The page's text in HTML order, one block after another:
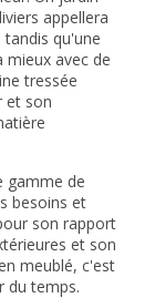
appellera
qu'une
avec de
tressée
et son
gamme de
besoins et
son rapport
et son
meublé, c'est
du temps.